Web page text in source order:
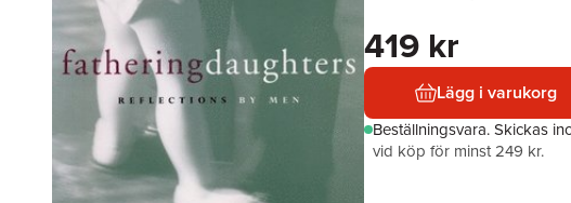
419 kr
Lägg i varukorg
Beställningsvara.Skickas
vid köp för minst 249 kr.